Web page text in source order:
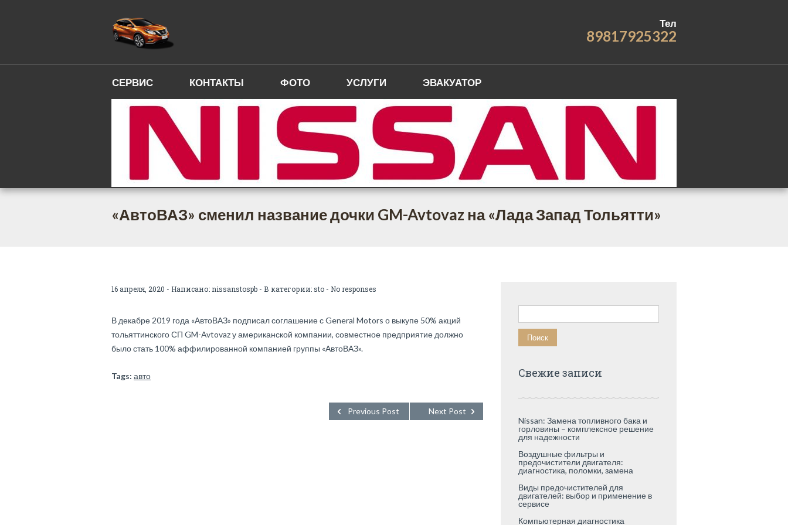
Тел
89817925322
СЕРВИС КОНТАКТЫ ФОТО УСЛУГИ ЭВАКУАТОР
«АвтоВАЗ» сменил название дочки GM-Avtovaz на «Лада Запад Тольятти»
16 апреля, 2020 - Написано: nissanstospb - В категории:sto - No responses
В декабре 2019 года «АвтоВАЗ» подписал соглашение с General Motors о выкупе 50% акций
тольяттинского СП GM-Avtovaz у американской компании, совместное предприятие должно
было стать 100% аффилированной компанией группы «АвтоВАЗ».
Tags: авто
Next Post
Previous Post
Найти:
Свежие записи
Nissan: Замена топливного бака и
горловины – комплексное решение
для надежности
Воздушные фильтры и
предочистители двигателя:
диагностика, поломки, замена
Виды предочистителей для
двигателей: выбор и применение в
сервисе
Компьютерная диагностика